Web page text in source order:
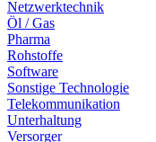
Netzwerktechnik
Öl / Gas
Pharma
Rohstoffe
Software
Sonstige Technologie
Telekommunikation
Unterhaltung
Versorger